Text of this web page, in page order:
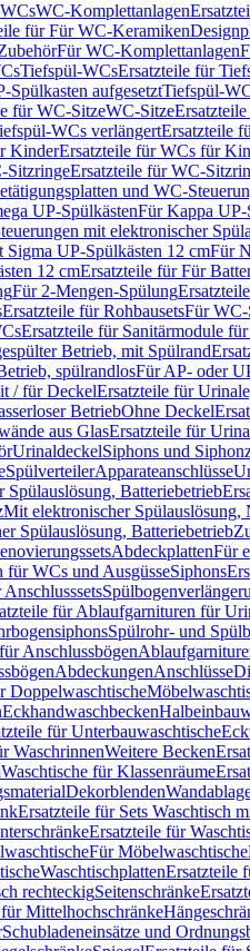
WC-Komplettanlagen
für Für WC-Keramiken
Für WC-Komplettanlagen
Tiefspül-WCsErsatzteile für
aufgesetztTiefspül-
für WC-SitzeWC-Sitze
WCs verlängertErsatzteile
KinderErsatzteile für WCs für
SitzringeErsatzteile für WC-
und WC-
UP-SpülkästenFür Kappa UP-
mit elektronischer
UP-Spülkästen 12 cmFür
12 cmErsatzteile für Für
Für 2-Mengen-Spülung
Ersatzteile für RohbausetsFür WC-
Ersatzteile für Sanitärmodule
Betrieb, mit Spülrand
spülrandlosFür AP- oder
/ für DeckelErsatzteile für
BetriebOhne Deckel
aus GlasErsatzteile für
UrinaldeckelSiphons und
SpülverteilerApparateanschlüsse
Spülauslösung, Batteriebetrieb
Mit elektronischer Spülauslösung,
Spülauslösung, Batteriebetrieb
AbdeckplattenFür
für WCs und AusgüsseSiphons
für Ablaufgarnituren für
Spülrohr- und
Anschlussbögen
AbdeckungenAnschlüsse
Doppelwaschtische
Eckhandwaschbecken
für Unterbauwaschtische
WaschrinnenWeitere Becken
Waschtische für Klassenräume
Dekorblenden
Ersatzteile für Sets Waschtisch
Ersatzteile für
Für Möbelwaschtische
WaschtischplattenErsatzteile
rechteckigSeitenschränke
Mittelhochschränke
Schubladeneinsätze und